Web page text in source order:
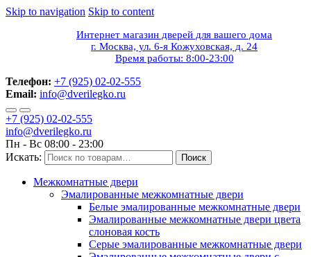
Skip to navigation Skip to content
Интернет магазин дверей для вашего дома
г. Москва, ул. 6-я Кожуховская, д. 24
Время работы: 8:00-23:00
Телефон: +7 (925) 02-02-555
Email: info@dverilegko.ru
+7 (925) 02-02-555
info@dverilegko.ru
Пн - Вс 08:00 - 23:00
Искать:
Поиск
Межкомнатные двери
Эмалированные межкомнатные двери
Белые эмалированные межкомнатные двери
Эмалированные межкомнатные двери цвета
слоновая кость
Серые эмалированные межкомнатные двери